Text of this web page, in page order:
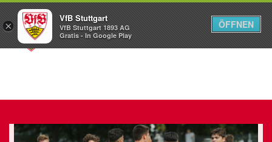
Menü
×
VfB Stuttgart
VfB Stuttgart 1893 AG
Gratis - In Google Play
ÖFFNEN